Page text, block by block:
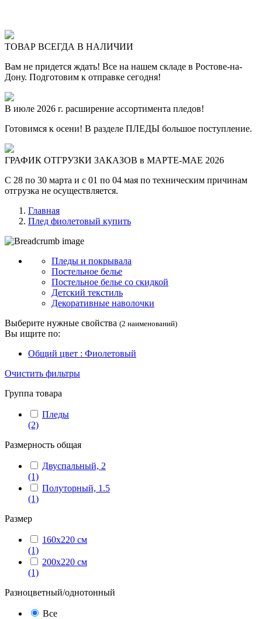
ТОВАР ВСЕГДА В НАЛИЧИИ
Вам не придется ждать! Все на нашем складе в Ростове-на-
Дону. Подготовим к отправке сегодня!
В июле 2026 г. расширение ассортимента пледов!
Готовимся к осени! В разделе ПЛЕДЫ большое поступление.
ГРАФИК ОТГРУЗКИ ЗАКАЗОВ в МАРТЕ-МАЕ 2026
С 28 по 30 марта и с 01 по 04 мая по техническим причинам
отгрузка не осуществляется.
Главная
Плед фиолетовый купить
Пледы и покрывала
Постельное белье
Постельное белье со скидкой
Детский текстиль
Декоративные наволочки
Выберите нужные свойства (2 наименований)
Вы ищите по:
Общий цвет : Фиолетовый
Очистить фильтры
Группа товара
Пледы
(2)
Размерность общая
Двуспальный, 2
(1)
Полуторный, 1.5
(1)
Размер
160x220 см
(1)
200x220 см
(1)
Разноцветный/однотонный
Все